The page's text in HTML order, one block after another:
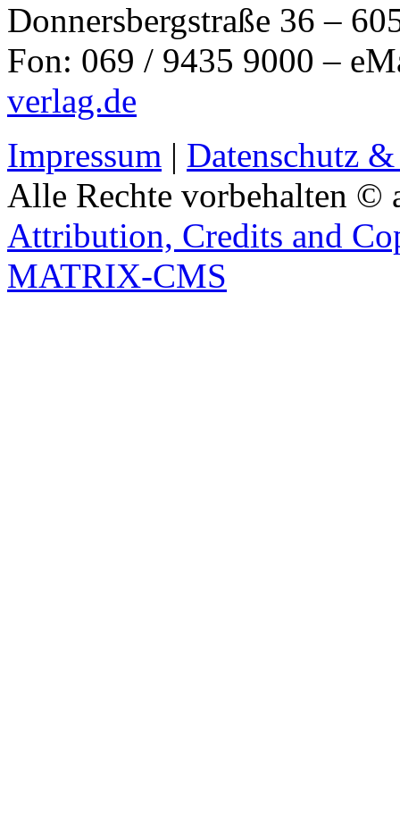
Donnersbergstraße 36 –
Fon: 069 / 9435 9000 –
verlag.de
Impressum | Datenschutz
Alle Rechte vorbehalten ©
Attribution, Credits and
MATRIX-CMS